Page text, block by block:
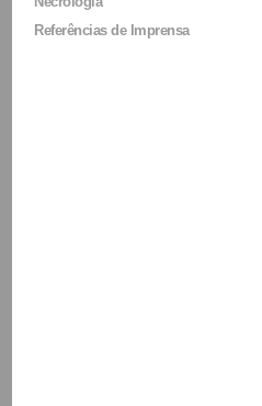
Referências de Imprensa